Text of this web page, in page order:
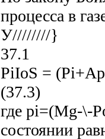
процесса в
У////////}
37.1
PiIoS =
(37.3)
где pi=(Mg-\-
состоянии